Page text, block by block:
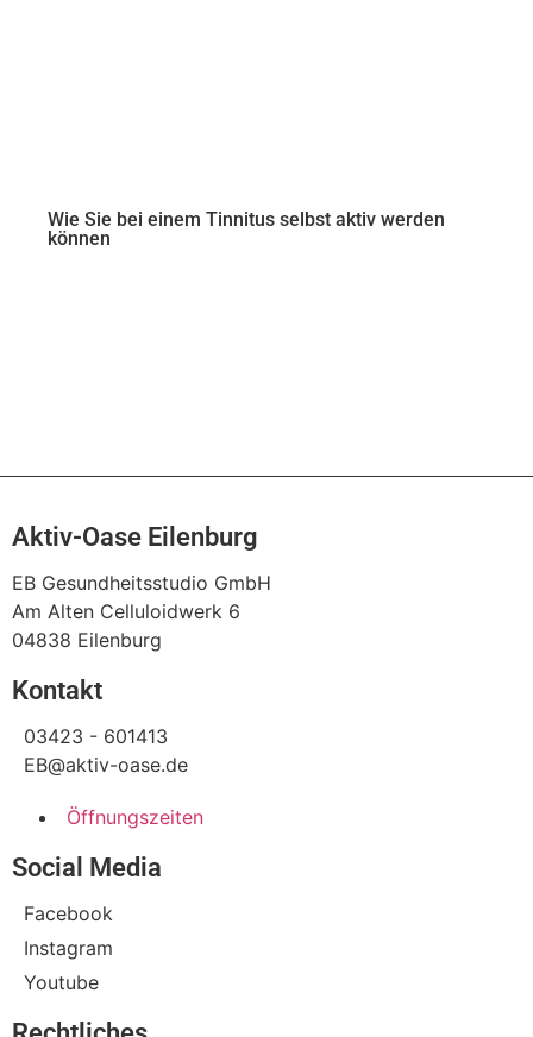
Wie Sie bei einem Tinnitus selbst aktiv werden
können
Aktiv-Oase Eilenburg
EB Gesundheitsstudio GmbH
Am Alten Celluloidwerk 6
04838 Eilenburg
Kontakt
03423 - 601413
EB@aktiv-oase.de
Öffnungszeiten
Social Media
Facebook
Instagram
Youtube